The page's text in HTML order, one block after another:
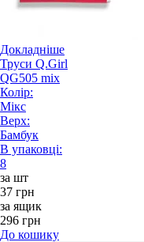
Докладніше
Труси Q.Girl
QG505 mix
Колір:
Мікс
Верх:
Бамбук
В упаковці:
8
за шт
37 грн
за ящик
296 грн
До кошику